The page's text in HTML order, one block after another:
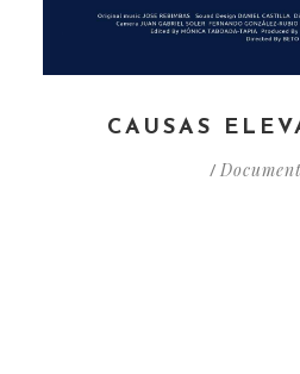
CAUSAS
/